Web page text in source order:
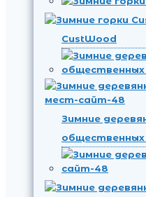
CustWood
Зимние